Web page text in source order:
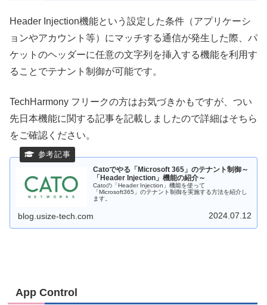
Header Injection機能という設定した条件（アプリケーシ
ョンやアカウント等）にマッチする通信が発生した際、パ
ケットのヘッダーに任意の文字列を挿入する機能を利用す
ることでテナント制御が可能です。
TechHarmony フリークの方はお気づきかもですが、つい
先日本機能に関する記事を記載しましたので詳細はそちら
をご確認ください。
Catoでやる「Microsoft 365」のテナント制御～
「Header Injection」機能の紹介～
Catoの「Header Injection」機能を使って
「Microsoft365」のテナント制御を実施する方法を紹介し
ます。
blog.usize-tech.com 2024.07.12
App Control